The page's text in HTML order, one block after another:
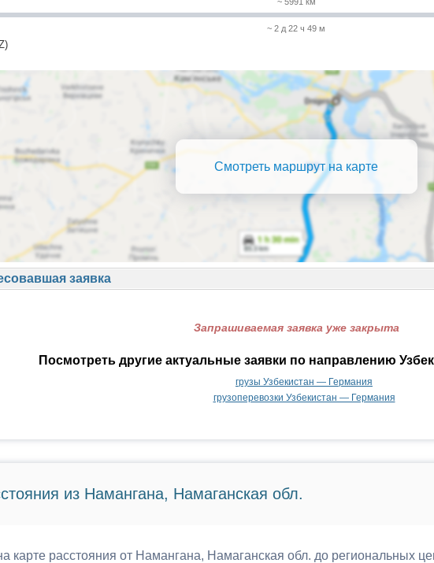
~ 2 д 22 ч 49 м
Смотреть маршрут на карте
заявка
Запрашиваемая заявка уже закрыта
Посмотреть другие актуальные заявки по направлению
грузы Узбекистан — Германия
грузоперевозки Узбекистан — Германия
из Намангана, Намаганская обл.
карте расстояния от Намангана, Намаганская обл. до региональных